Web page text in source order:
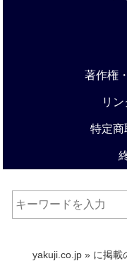
著作権
リ
特定商
yakuji.co.jp » に掲載